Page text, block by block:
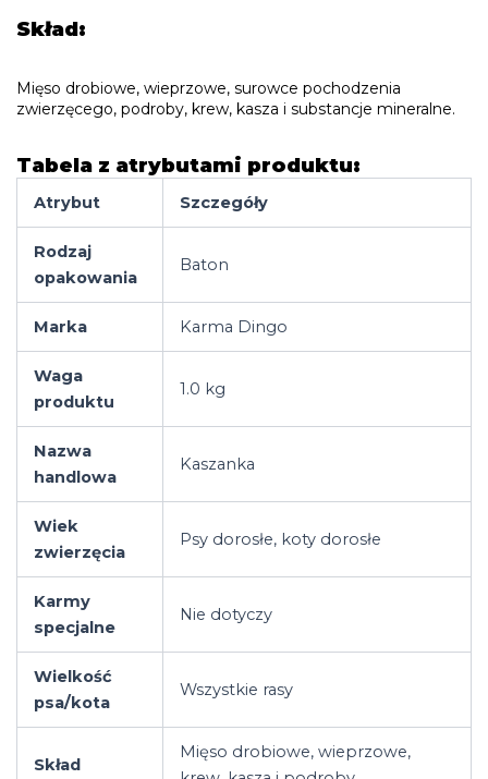
Skład:
Mięso drobiowe, wieprzowe, surowce pochodzenia
zwierzęcego, podroby, krew, kasza i substancje mineralne.
Tabela z atrybutami produktu:
Atrybut Szczegóły
Rodzaj
opakowania
Baton
Marka Karma Dingo
Waga
produktu
1.0 kg
Nazwa
handlowa
Kaszanka
Wiek
zwierzęcia
Psy dorosłe, koty dorosłe
Karmy
specjalne
Nie dotyczy
Wielkość
psa/kota
Wszystkie rasy
Skład
Mięso drobiowe, wieprzowe,